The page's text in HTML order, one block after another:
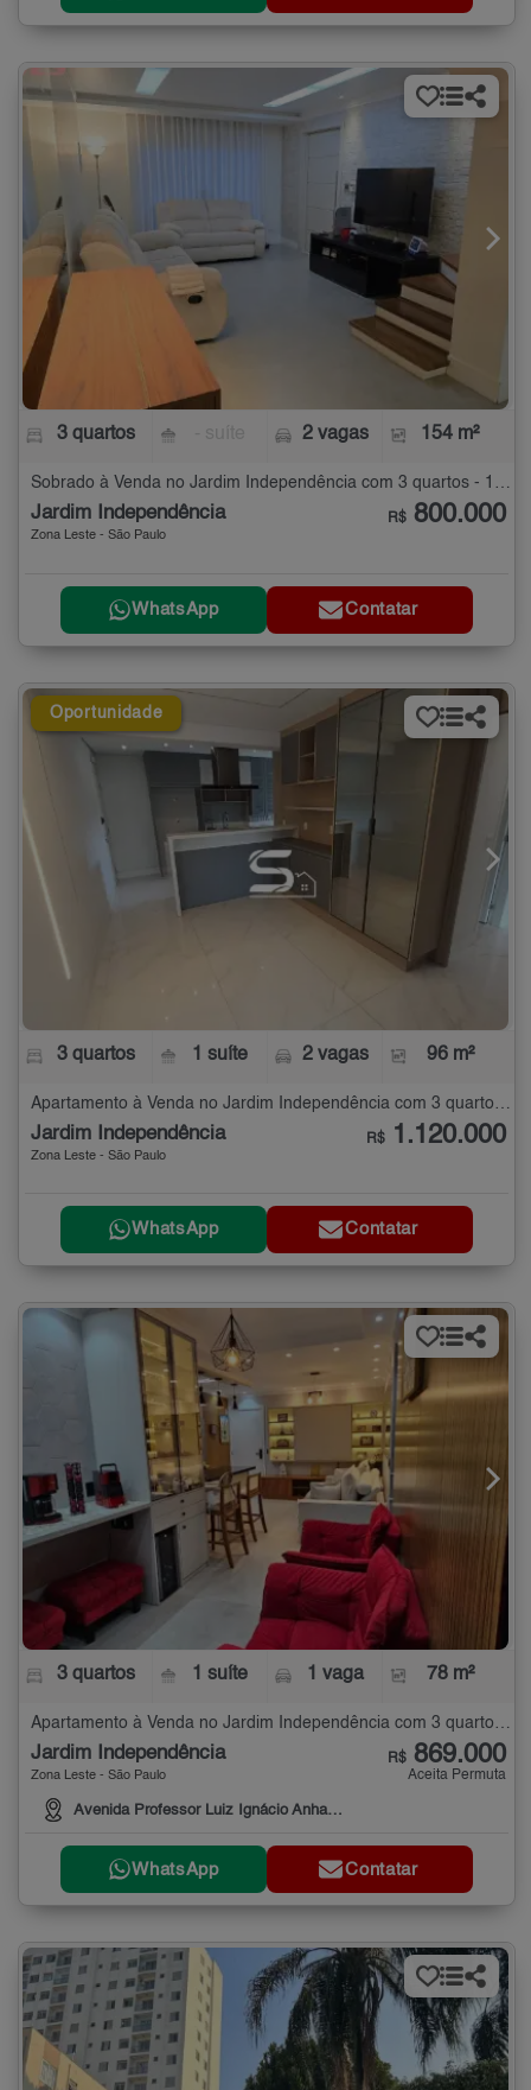
3 quartos 2 vagas 154 m²
Sobrado à Venda no Jardim Independência com 3 quartos - 154 m²
Jardim Independência
Zona Leste - São Paulo
R$ 800.000
WhatsApp Contatar
Oportunidade
3 quartos 1 suíte 2 vagas 96 m²
Jardim Independência
Zona Leste - São Paulo
R$ 1.120.000
WhatsApp Contatar
3 quartos 1 suíte 1 vaga 78 m²
Apartamento à Venda no Jardim Independência com 3 quartos - 78 m²
Jardim Independência
Zona Leste - São Paulo
Avenida Professor Luiz Ignácio Anhaia Mello, 3660
R$ 869.000
Aceita Permuta
WhatsApp Contatar